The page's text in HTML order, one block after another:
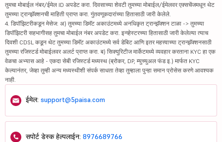
तुमचा मोबाईल नंबर/ईमेल ID अपडेट करा. दिवसाच्या शेवटी तुमच्या मोबाईल/ईमेलवर एक्सचेंजमधून थेट
तुमच्या ट्रान्झॅक्शनची माहिती प्राप्त करा. गुंतवणूकदारांच्या हितासाठी जारी केलेले.
4. डिपॉझिटरीकडून मेसेज: अ) तुमच्या डिमॅट अकाउंटमध्ये अनधिकृत ट्रान्झॅक्शन टाळा -> तुमच्या
डिपॉझिटरी सहभागीसह तुमचा मोबाईल नंबर अपडेट करा. इन्व्हेस्टरच्या हितासाठी जारी केलेल्या त्याच
दिवशी CDSL कडून थेट तुमच्या डिमॅट अकाउंटमध्ये सर्व डेबिट आणि इतर महत्त्वाच्या ट्रान्झॅक्शनसाठी
तुमच्या रजिस्टर्ड मोबाईलवर अलर्ट प्राप्त करा. ब) सिक्युरिटीज मार्केटमध्ये व्यवहार करताना KYC हा एक
वेळचा अभ्यास आहे - एकदा सेबी रजिस्टर्ड मध्यस्थ (ब्रोकर, DP, म्युच्युअल फंड इ.) मार्फत KYC
केल्यानंतर, जेव्हा तुम्ही अन्य मध्यस्थीशी संपर्क साधता तेव्हा तुम्हाला पुन्हा समान प्रोसेस करणे आवश्यक
नाही.
ईमेल: support@5paisa.com
सपोर्ट डेस्क हेल्पलाईन: 8976689766